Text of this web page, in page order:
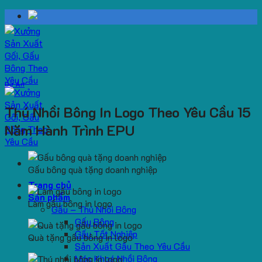
Skip
to
content
Trang chủ
Sản phẩm
Gấu – Thú Nhồi Bông
Gấu Bông
Gấu Tốt Nghiệp
Sản Xuất Gấu Theo Yêu Cầu
Móc Khoá Nhồi Bông
Dự Án
Thú Nhồi Bông In Logo Theo Yêu Cầu 15
Năm Hành Trình EPU
Gấu bông quà tặng doanh nghiệp
Làm gấu bông in logo
Quà tặng gấu bông in logo